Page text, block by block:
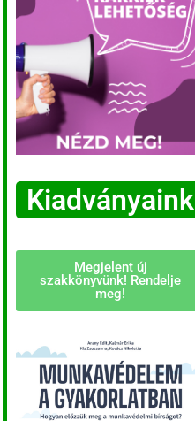
Kiadványaink
Megjelent új
szakkönyvünk! Rendelje
meg!